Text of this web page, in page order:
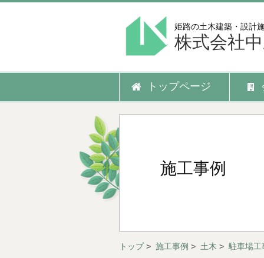
姫路の土木建築・設計
株式会社
トップページ
施工事例
トップ> 施工事例 > 土木 > 駐車場工